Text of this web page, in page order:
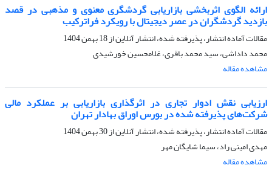
ارائه الگوی اثربخشی بازاریابی گردشگری معنوی و مذهبی در قصد
بازدید گردشگران در عصر دیجیتال با رویکرد فراترکیب
مقالات آماده انتشار، پذیرفته شده، انتشار آنلاین از18 بهمن 1404
محمد داداشی، سید محمد باقری، غلامحسین خورشیدی
مشاهده مقاله
ارزیابی نقش ادوار تجاری در اثرگذاری بازاریابی بر عملکرد مالی
شرکت‌های پذیرفته شده در بورس اوراق بهادار تهران
مقالات آماده انتشار، پذیرفته شده، انتشار آنلاین از30 بهمن 1404
مهدی امینی راد، سیما شایگان مهر
مشاهده مقاله